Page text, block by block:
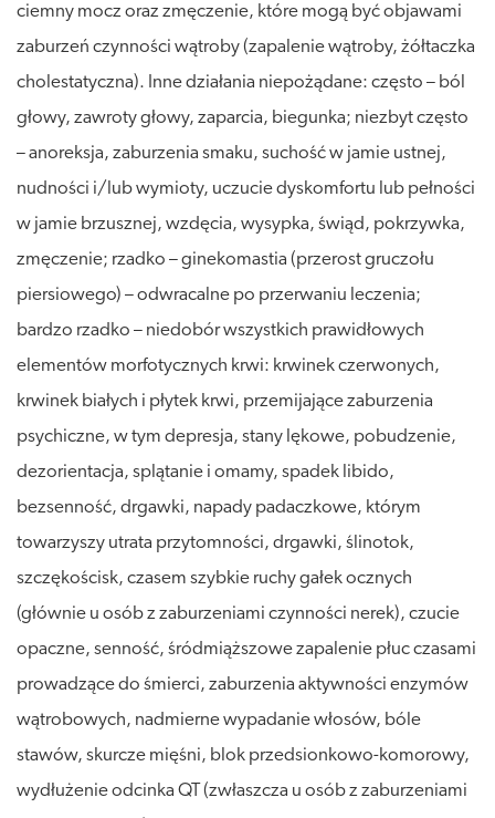
ciemny mocz oraz zmęczenie, które mogą być objawami
zaburzeń czynności wątroby (zapalenie wątroby, żółtaczka
cholestatyczna). Inne działania niepożądane: często – ból
głowy, zawroty głowy, zaparcia, biegunka; niezbyt często
– anoreksja, zaburzenia smaku, suchość w jamie ustnej,
nudności i/lub wymioty, uczucie dyskomfortu lub pełności
w jamie brzusznej, wzdęcia, wysypka, świąd, pokrzywka,
zmęczenie; rzadko – ginekomastia (przerost gruczołu
piersiowego) – odwracalne po przerwaniu leczenia;
bardzo rzadko – niedobór wszystkich prawidłowych
elementów morfotycznych krwi: krwinek czerwonych,
krwinek białych i płytek krwi, przemijające zaburzenia
psychiczne, w tym depresja, stany lękowe, pobudzenie,
dezorientacja, splątanie i omamy, spadek libido,
bezsenność, drgawki, napady padaczkowe, którym
towarzyszy utrata przytomności, drgawki, ślinotok,
szczękościsk, czasem szybkie ruchy gałek ocznych
(głównie u osób z zaburzeniami czynności nerek), czucie
opaczne, senność, śródmiąższowe zapalenie płuc czasami
prowadzące do śmierci, zaburzenia aktywności enzymów
wątrobowych, nadmierne wypadanie włosów, bóle
stawów, skurcze mięśni, blok przedsionkowo-komorowy,
wydłużenie odcinka QT (zwłaszcza u osób z zaburzeniami